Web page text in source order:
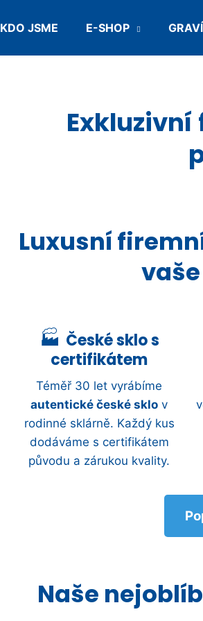
KDO JSME E-SHOP
Exkluzivní
Luxusní
České sklo s
certifikátem
Téměř 30 let vyrábíme
autentické české sklo v
rodinné sklárně. Každý kus
dodáváme s certifikátem
původu a zárukou kvality.
Naše